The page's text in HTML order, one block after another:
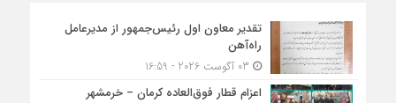
تقدیر معاون اول رئیس‌جمهور از مدیرعامل
راه‌آهن
اعزام قطار فوق‌العاده کرمان – خرمشهر